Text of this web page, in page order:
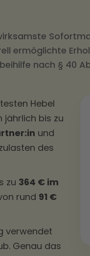
ermöglichte
nach § 40
Hebel
jährlich bis zu
und
des
zu 364 € im
rund 91 €
verwendet
Genau das